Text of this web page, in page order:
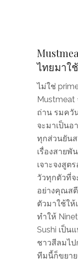
ไทยมาใ
ไม่ใช่
Mustmeat
ถ่าน รมควั
จะมาเป็นอ
ทุกส่วนยันส
เรื่องสายพั
เจาะจงสูต
วัวทุกตัวที่จ
อย่างคุณสตี
ตัวมาใช้ให้
ทำให้
Sushi เป็น
ชาวสีลมไ
ทีมนี้ก็ขยาย